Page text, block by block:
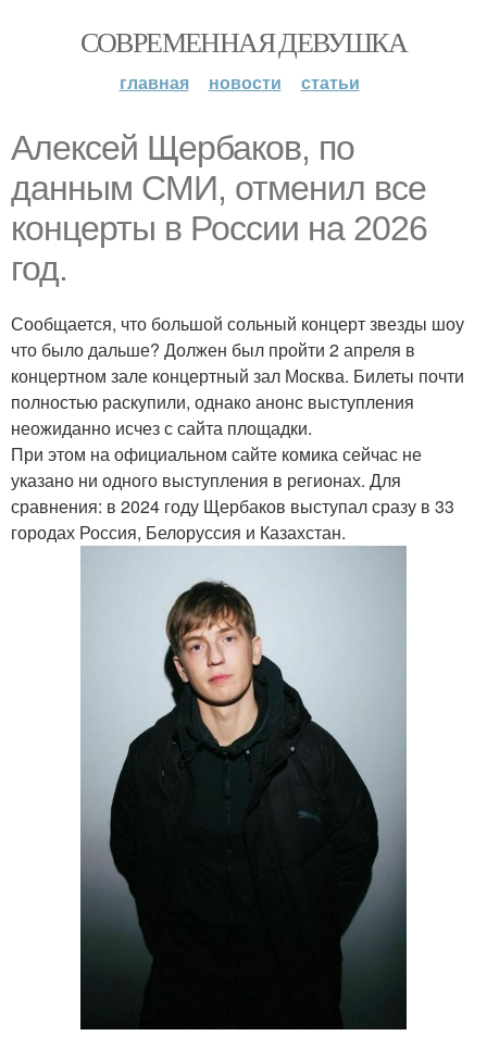
СОВРЕМЕННАЯ ДЕВУШКА
главная новости статьи
Алексей Щербаков, по
данным СМИ, отменил все
концерты в России на 2026
год.
Сообщается, что большой сольный концерт звезды шоу
что было дальше? Должен был пройти 2 апреля в
концертном зале концертный зал Москва. Билеты почти
полностью раскупили, однако анонс выступления
неожиданно исчез с сайта площадки.
При этом на официальном сайте комика сейчас не
указано ни одного выступления в регионах. Для
сравнения: в 2024 году Щербаков выступал сразу в 33
городах Россия, Белоруссия и Казахстан.